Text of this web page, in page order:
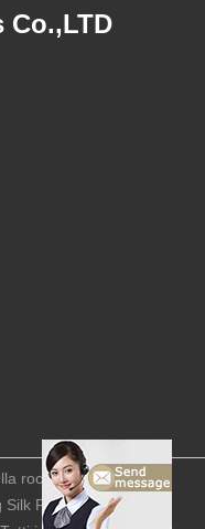
Co.,LTD
roccia di estrazione
Road Enterprise